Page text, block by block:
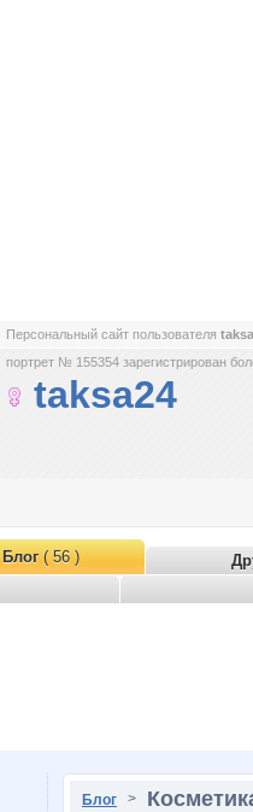
Персональный сайт пользователя
портрет № 155354 зарегистрирован
taksa24
Блог( 56 )
Блог >